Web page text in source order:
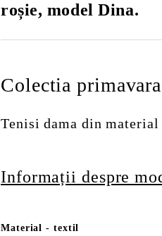
roșie, model Dina.
Colectia
Tenisi dama din
Informații despre
Material - textil